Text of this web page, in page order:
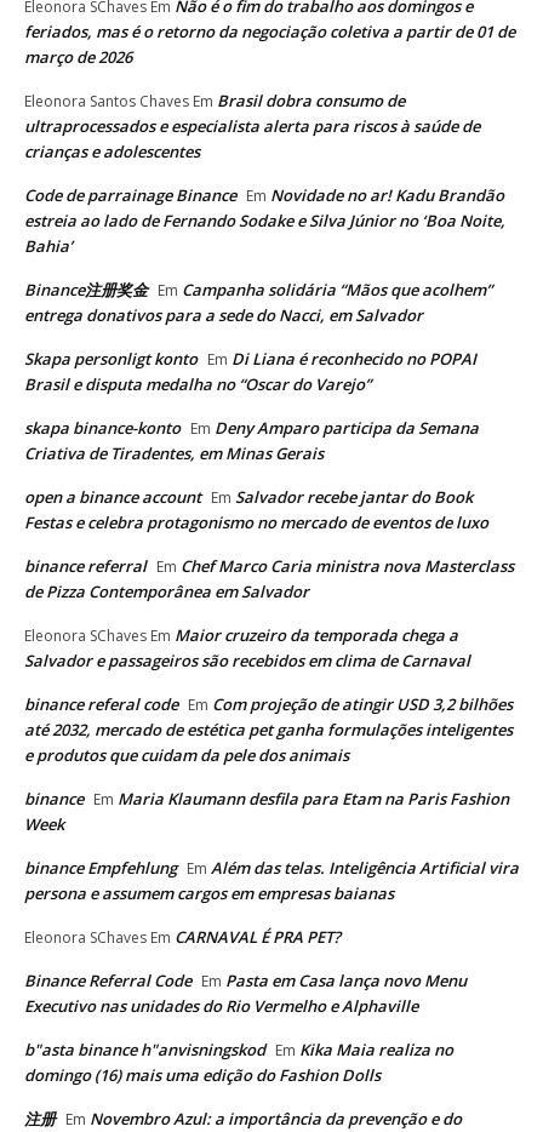
Eleonora SChaves Em Não é o fim do trabalho aos domingos e
feriados, mas é o retorno da negociação coletiva a partir de 01 de
março de 2026
Eleonora Santos Chaves Em Brasil dobra consumo de
ultraprocessados e especialista alerta para riscos à saúde de
crianças e adolescentes
Code de parrainage Binance Em Novidade no ar! Kadu Brandão
estreia ao lado de Fernando Sodake e Silva Júnior no ‘Boa Noite,
Bahia’
Binance注册奖金 Em Campanha solidária “Mãos que acolhem”
entrega donativos para a sede do Nacci, em Salvador
Skapa personligt konto Em Di Liana é reconhecido no POPAI
Brasil e disputa medalha no “Oscar do Varejo”
skapa binance-konto Em Deny Amparo participa da Semana
Criativa de Tiradentes, em Minas Gerais
open a binance account Em Salvador recebe jantar do Book
Festas e celebra protagonismo no mercado de eventos de luxo
binance referral Em Chef Marco Caria ministra nova Masterclass
de Pizza Contemporânea em Salvador
Eleonora SChaves Em Maior cruzeiro da temporada chega a
Salvador e passageiros são recebidos em clima de Carnaval
binance referal code Em Com projeção de atingir USD 3,2 bilhões
até 2032, mercado de estética pet ganha formulações inteligentes
e produtos que cuidam da pele dos animais
binance Em Maria Klaumann desfila para Etam na Paris Fashion
Week
binance Empfehlung Em Além das telas. Inteligência Artificial vira
persona e assumem cargos em empresas baianas
Eleonora SChaves Em CARNAVAL É PRA PET?
Binance Referral Code Em Pasta em Casa lança novo Menu
Executivo nas unidades do Rio Vermelho e Alphaville
b"asta binance h"anvisningskod Em Kika Maia realiza no
domingo (16) mais uma edição do Fashion Dolls
注册 Em Novembro Azul: a importância da prevenção e do